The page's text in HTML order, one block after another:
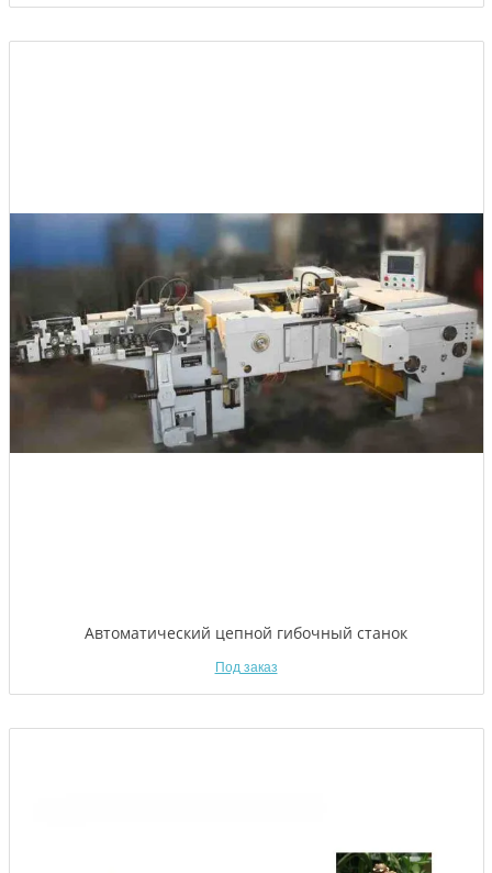
Автоматический цепной гибочный станок
Под заказ